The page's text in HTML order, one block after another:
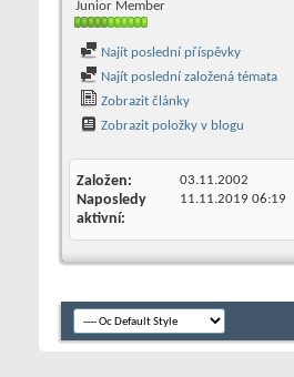
Junior Member
Najít poslední příspěvky
Najít poslední založená témata
Zobrazit články
Zobrazit položky v blogu
Založen 03.11.2002
Naposledy
aktivní
11.11.2019 06:19